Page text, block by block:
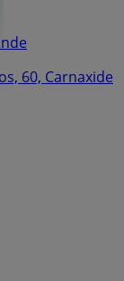
60, Carnaxide